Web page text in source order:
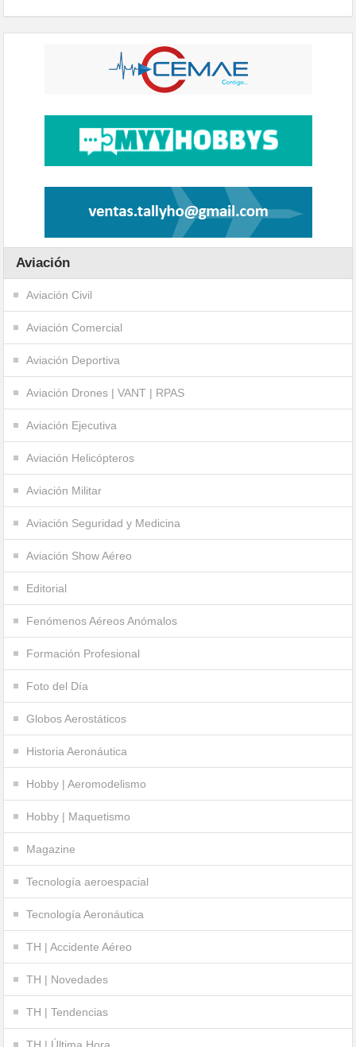
Aviación
Aviación Civil
Aviación Comercial
Aviación Deportiva
Aviación Drones | VANT | RPAS
Aviación Ejecutiva
Aviación Helicópteros
Aviación Militar
Aviación Seguridad y Medicina
Aviación Show Aéreo
Editorial
Fenómenos Aéreos Anómalos
Formación Profesional
Foto del Día
Globos Aerostáticos
Historia Aeronáutica
Hobby | Aeromodelismo
Hobby | Maquetismo
Magazine
Tecnología aeroespacial
Tecnología Aeronáutica
TH | Accidente Aéreo
TH | Novedades
TH | Tendencias